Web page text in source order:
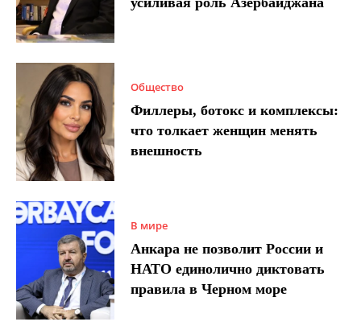
Общество
Филлеры, ботокс и комплексы:
что толкает женщин менять
внешность
В мире
Анкара не позволит России и
НАТО единолично диктовать
правила в Черном море